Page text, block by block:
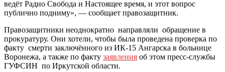
ведёт Радио Свобода и Настоящее время, и этот вопрос
публично подниму», — сообщает правозащитник.
Правозащитники неоднократно направляли обращение в
прокуратуру. Они хотели, чтобы была проведена проверка по
факту смерти заключённого из ИК-15 Ангарска в больнице
Воронежа, а также по факту заявления об этом пресс-службы
ГУФСИН по Иркутской области.